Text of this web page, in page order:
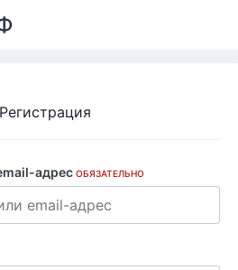
Регистрация
адрес ОБЯЗАТЕЛЬНО